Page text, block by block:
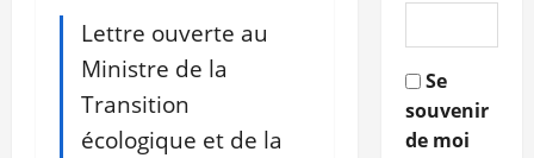
Lettre ouverte au
Ministre de la
Transition
écologique et de la
Se
souvenir
de moi